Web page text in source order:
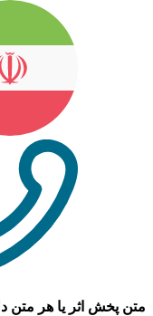
متن پخش اثر یا هر متن